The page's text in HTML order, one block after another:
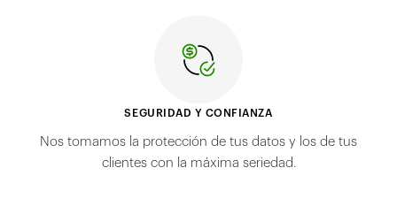
SEGURIDAD Y CONFIANZA
Nos tomamos la protección de tus datos y los de tus
clientes con la máxima seriedad.